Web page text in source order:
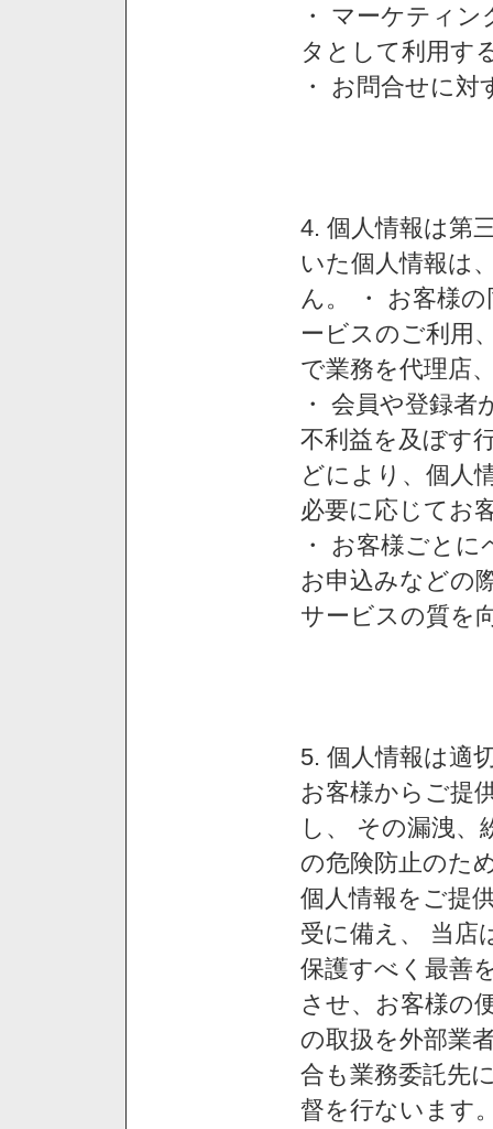
・ マーケティ
タとして利用す
・ お問合せに
4. 個人情報は第
いた個人情報は
ん。 ・ お客様
ービスのご利用
で業務を代理店
・ 会員や登録
不利益を及ぼす
どにより、個人
必要に応じてお
・ お客様ごと
お申込みなどの
サービスの質を
5. 個人情報は適
お客様からご提
し、 その漏洩、
の危険防止のた
個人情報をご提
受に備え、 当店
保護すべく最善
させ、お客様の
の取扱を外部業
合も業務委託先
督を行ないます